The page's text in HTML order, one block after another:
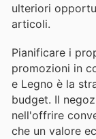
ulteriori
articoli.
Pianificare i
promozioni in
e Legno è la
budget. Il
nell'offrire
che un valore